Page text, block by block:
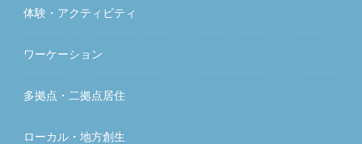
体験・アクティビティ
ワーケーション
多拠点・二拠点居住
ローカル・地方創生